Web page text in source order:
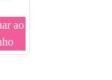
ao